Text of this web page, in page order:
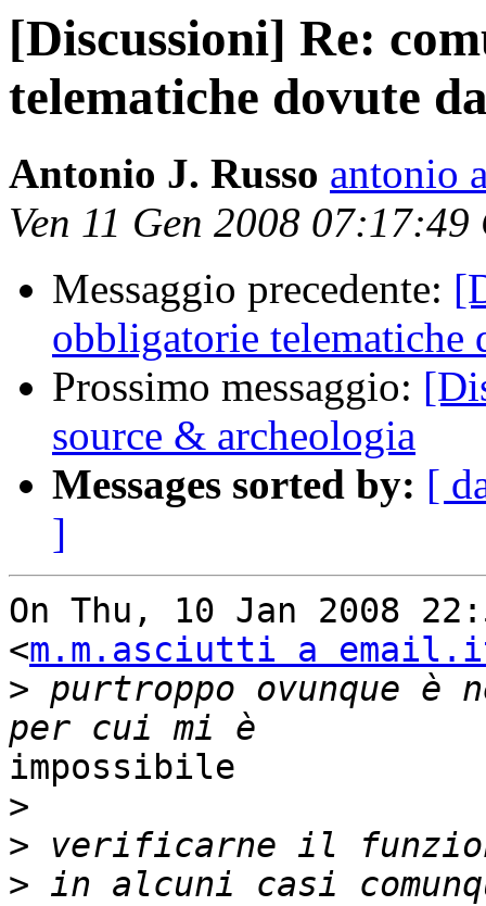
[Discussioni] Re:
telematiche dovute
Antonio J. Russo antonio
Ven 11 Gen 2008 07:17:49
Messaggio precedente:
obbligatorie
Prossimo messaggio:
source & archeologia
Messages sorted by: [
]
On Thu, 10 Jan 2008
<m.m.asciutti a
> purtroppo ovunque è
impossibile
>
>
> in alcuni casi